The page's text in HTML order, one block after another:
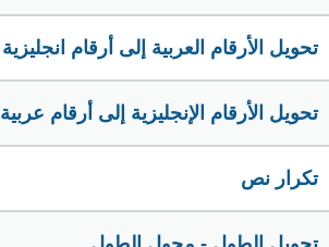
تحويل الأرقام العربية إلى أرقام انجليزية
تحويل الأرقام الإنجليزية إلى أرقام عربية
تكرار نص